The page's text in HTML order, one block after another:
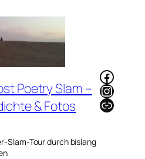
Poetry Slam –
& Fotos
Slam-Tour durch bislang
Link